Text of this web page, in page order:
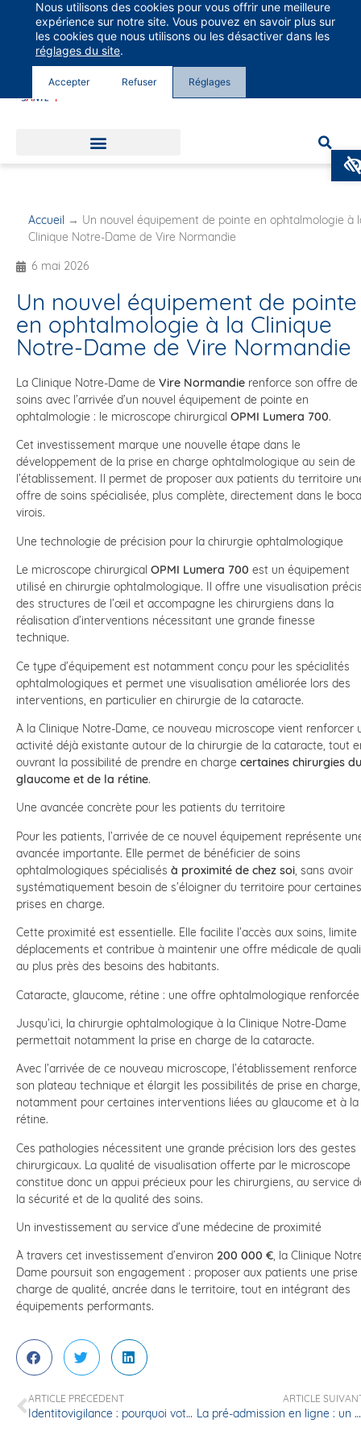
Groupe Vivalto Santé
Entre nous, la vie
Accueil → Un nouvel équipement de pointe en ophtalmologie à
Clinique Notre-Dame de Vire Normandie
6 mai 2026
Un nouvel équipement de pointe
en ophtalmologie à la Clinique
Notre-Dame de Vire Normandie
La Clinique Notre-Dame de Vire Normandie renforce son offre de
soins avec l’arrivée d’un nouvel équipement de pointe en
ophtalmologie : le microscope chirurgical OPMI Lumera 700.
Cet investissement marque une nouvelle étape dans le
développement de la prise en charge ophtalmologique au sein de
l’établissement. Il permet de proposer aux patients du territoire
offre de soins spécialisée, plus complète, directement dans le
virois.
Une technologie de précision pour la chirurgie ophtalmologique
Le microscope chirurgical OPMI Lumera 700 est un équipement
utilisé en chirurgie ophtalmologique. Il offre une visualisation
des structures de l’œil et accompagne les chirurgiens dans la
réalisation d’interventions nécessitant une grande finesse
technique.
Ce type d’équipement est notamment conçu pour les spécialités
ophtalmologiques et permet une visualisation améliorée lors des
interventions, en particulier en chirurgie de la cataracte.
À la Clinique Notre-Dame, ce nouveau microscope vient renforcer
activité déjà existante autour de la chirurgie de la cataracte, tout
ouvrant la possibilité de prendre en charge certaines chirurgies du
glaucome et de la rétine.
Une avancée concrète pour les patients du territoire
Pour les patients, l’arrivée de ce nouvel équipement représente
avancée importante. Elle permet de bénéficier de soins
ophtalmologiques spécialisés à proximité de chez soi, sans avoir
systématiquement besoin de s’éloigner du territoire pour certaines
prises en charge.
Cette proximité est essentielle. Elle facilite l’accès aux soins, limite
déplacements et contribue à maintenir une offre médicale de
au plus près des besoins des habitants.
Cataracte, glaucome, rétine : une offre ophtalmologique
Jusqu’ici, la chirurgie ophtalmologique à la Clinique Notre-Dame
permettait notamment la prise en charge de la cataracte.
Avec l’arrivée de ce nouveau microscope, l’établissement renforce
son plateau technique et élargit les possibilités de prise en charge,
notamment pour certaines interventions liées au glaucome et à la
rétine.
Ces pathologies nécessitent une grande précision lors des gestes
chirurgicaux. La qualité de visualisation offerte par le microscope
constitue donc un appui précieux pour les chirurgiens, au service
la sécurité et de la qualité des soins.
Un investissement au service d’une médecine de proximité
À travers cet investissement d’environ 200 000 €, la Clinique
Dame poursuit son engagement : proposer aux patients une prise
charge de qualité, ancrée dans le territoire, tout en intégrant des
équipements performants.
ARTICLE PRÉCÉDENT
Identitovigilance : pourquoi votre identité est vérifiée à chaque étape de votre prise en charge ?
ARTICLE
La pré-admission en ligne : un service sécurisé pour préparer votre séjour à la Clinique Notre-Dame de Vire
Nous utilisons des cookies pour vous offrir une meilleure
expérience sur notre site. Vous pouvez en savoir plus sur
les cookies que nous utilisons ou les désactiver dans les
réglages du site.
Accepter Refuser Réglages